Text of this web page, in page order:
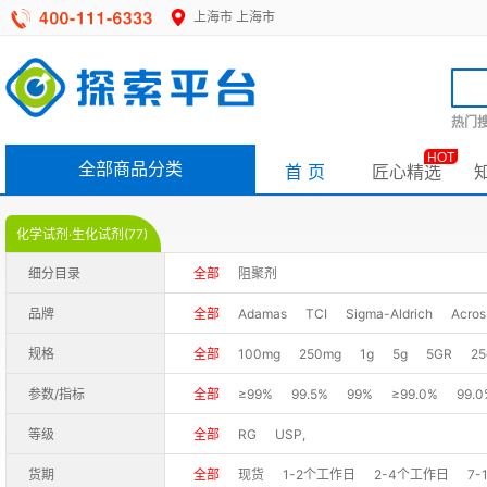
上海市 上海市
热门
全部商品分类 首 页 匠心精选
HOT
化学试剂·生化试剂(77)
细分目录 全部 阻聚剂
品牌 全部 Adamas TCI Sigma-Aldrich Acros
规格 全部 100mg 250mg 1g 5g 5GR
2.5kg
25kg 1000g 5G 25G
参数/指标 全部 ≥99% 99.5% 99% ≥99.0%
97.0%(LC)
97%(HPLC)
等级 全部 RG USP,
货期 全部 现货 1-2个工作日 2-4个工作日 7-